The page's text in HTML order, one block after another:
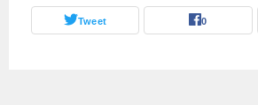
Tweet 0